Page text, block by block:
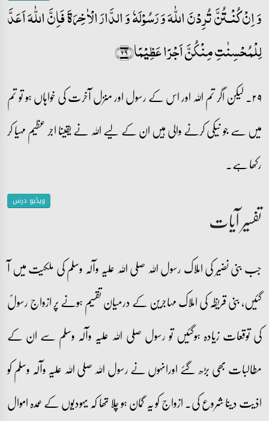
وَ اِنۡ کُنۡـتُنَّ تُرِدۡنَ اللّٰہَ وَ رَسُوۡلَہٗ وَ الدَّارَ الۡاٰخِرَۃَ فَاِنَّ اللّٰہَ اَعَدَّ
لِلۡمُحۡسِنٰتِ مِنۡکُنَّ اَجۡرًا عَظِیۡمًا﴿۲۹﴾
۲۹۔ لیکن اگر تم اللہ اور اس کے رسول اور منزل آخرت کی خواہاں ہو تو تم
میں سے جو نیکی کرنے والی ہیں ان کے لیے اللہ نے یقینا اجر عظیم مہیا کر
رکھا ہے۔
ویڈیو درس تفسیر آیات
جب بنی نضیر کی املاک رسول اللہ صلی اللہ علیہ وآلہ وسلم کی ملکیت میں آ
گئیں، بنی قریظہ کی املاک مہاجرین کے درمیان تقسیم ہونے پر ازواج رسولؐ
کی توقعات زیادہ ہوگئیں تو رسول صلی اللہ علیہ وآلہ وسلم سے ان کے
مطالبات بھی بڑھ گئے اورانہوں نے رسول اللہ صلی اللہ علیہ وآلہ وسلم کو
اذیت دینا شروع کی۔ ازواج کو یہ گمان ہو چلا تھا کہ یہودیوں کے عمدہ اموال